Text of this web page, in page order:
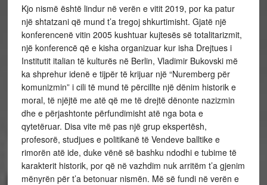
Kjo nismë është lindur në verën e vitit 2019, por ka patur
një shtatzani që mund t’a tregoj shkurtimisht. Gjatë një
konferencenë vitin 2005 kushtuar kujtesës së totalitarizmit,
një konferencë që e kisha organizuar kur isha Drejtues i
Institutit italian të kulturës në Berlin, Vladimir Bukovski më
ka shprehur idenë e tijpër të krijuar një “Nuremberg për
komunizmin” i cili të mund të përcillte një dënim historik e
moral, të njëjtë me atë që me të drejtë dënonte nazizmin
dhe e përjashtonte përfundimisht atë nga bota e
qytetëruar. Disa vite më pas një grup ekspertësh,
profesorë, studjues e politikanë të Vendeve balltike e
rimorën atë ide, duke vënë së bashku ndodhi e tubime të
karakterit historik, por që në vazhdim nuk arritëm t’a gjenim
mënyrën për t’a betonuar nismën. Më së fundi në verën e